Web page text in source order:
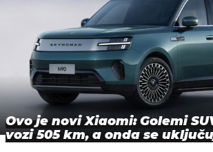
Ovo je novi Xiaomi: Golemi
vozi 505 km, a onda se